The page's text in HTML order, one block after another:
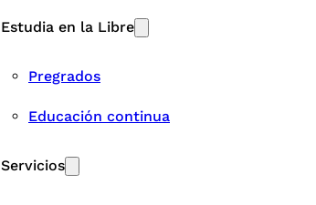
Estudia en la Libre
Pregrados
Educación continua
Servicios